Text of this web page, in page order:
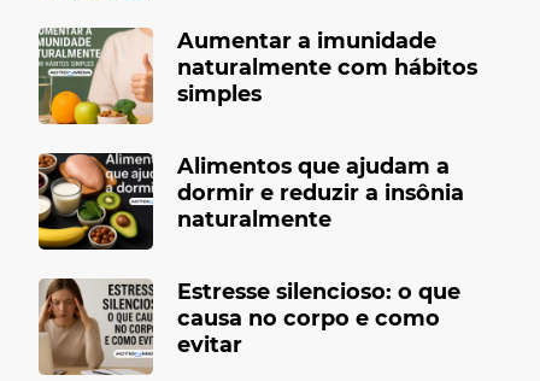
Aumentar a imunidade
naturalmente com hábitos
simples
Alimentos que ajudam a
dormir e reduzir a insônia
naturalmente
Estresse silencioso: o que
causa no corpo e como
evitar